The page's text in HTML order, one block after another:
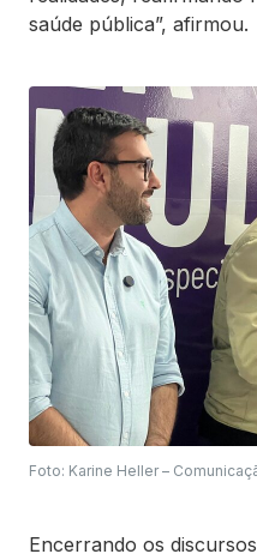
saúde pública”, afirmou.
Foto: Karine Heller –
Encerrando os